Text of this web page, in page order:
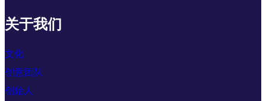
关于我们
文化
创意团队
创始人